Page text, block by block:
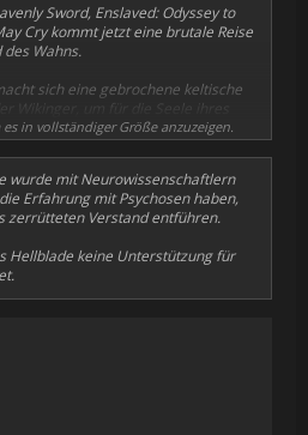
Sword, Enslaved: Odyssey to
Cry kommt jetzt eine brutale Reise
Wahns.
sich eine gebrochene keltische
Wikinger, um für die Seele ihres
in vollständiger Größe anzuzeigen.
wurde mit Neurowissenschaftlern
Erfahrung mit Psychosen haben,
zerrütteten Verstand entführen.
Hellblade keine Unterstützung für